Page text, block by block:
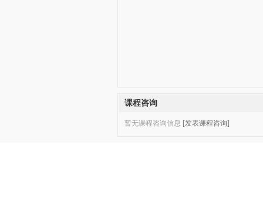
课程咨询
暂无课程咨询信息 [发表课程咨询]